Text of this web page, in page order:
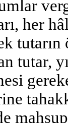
her
tutar,